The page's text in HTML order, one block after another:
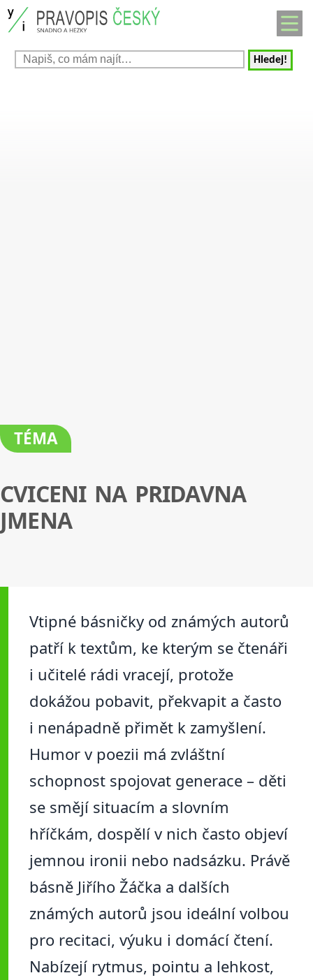
Hledej!
TÉMA
CVICENI NA PRIDAVNA
JMENA
Vtipné básničky od známých autorů
patří k textům, ke kterým se čtenáři
i učitelé rádi vracejí, protože
dokážou pobavit, překvapit a často
i nenápadně přimět k zamyšlení.
Humor v poezii má zvláštní
schopnost spojovat generace – děti
se smějí situacím a slovním
hříčkám, dospělí v nich často objeví
jemnou ironii nebo nadsázku. Právě
básně Jiřího Žáčka a dalších
známých autorů jsou ideální volbou
pro recitaci, výuku i domácí čtení.
Nabízejí rytmus, pointu a lehkost,